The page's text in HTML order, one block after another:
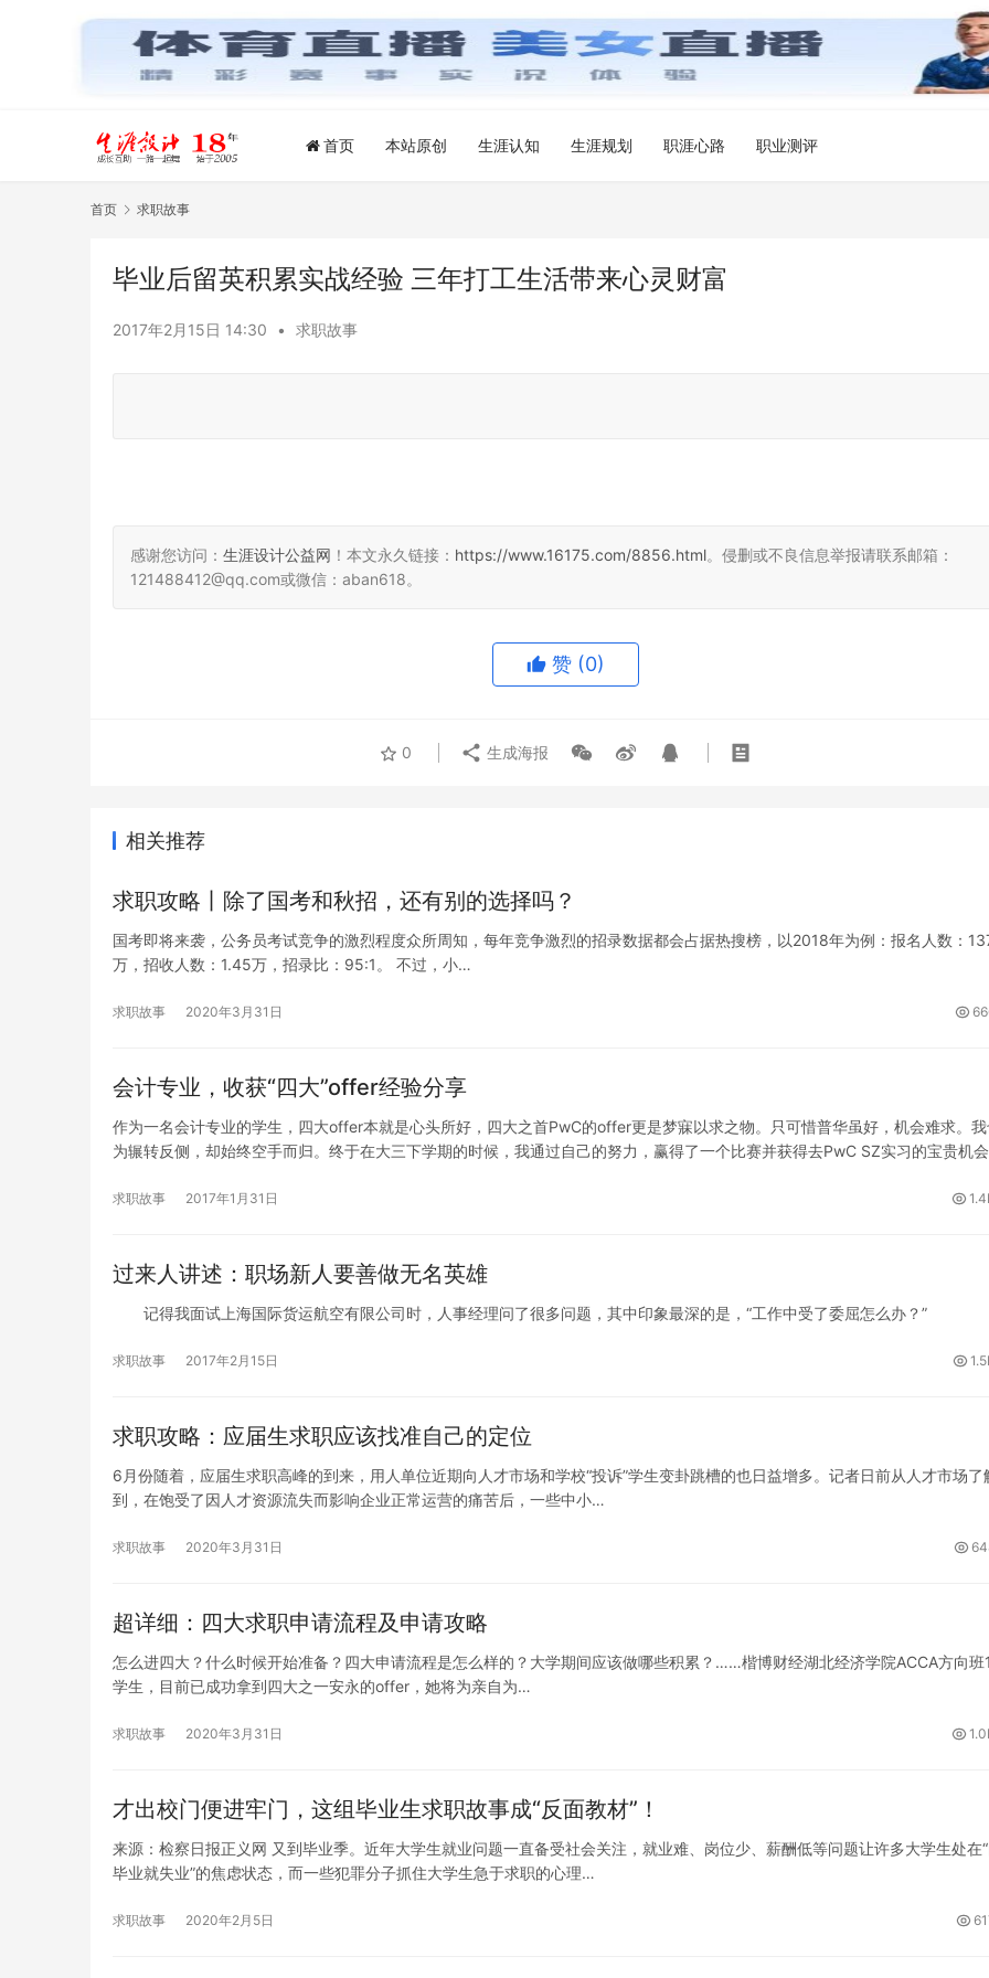
首页 本站原创 生涯认知 生涯规划 职涯心路 职业测评
首页 求职故事
毕业后留英积累实战经验 三年打工生活带来心灵财富
2017年2月15日 14:30 • 求职故事
感谢您访问： 生涯设计公益网 ！本文永久链接： https://www.16175.com/8856.html。侵删或不良信息举报请联系邮箱：
121488412@qq.com或微信：aban618。
赞 (0)
0 生成海报
相关推荐
求职攻略丨除了国考和秋招，还有别的选择吗？
国考即将来袭，公务员考试竞争的激烈程度众所周知，每年竞争激烈的招录数据都会占据热搜榜，以2018年为例：报名人数：
万，招收人数：1.45万，招录比：95:1。 不过，小…
求职故事 2020年3月31日
会计专业，收获“四大”offer经验分享
作为一名会计专业的学生，四大offer本就是心头所好，四大之首PwC的offer更是梦寐以求之物。只可惜普华虽好，机会难求。我
为辗转反侧，却始终空手而归。终于在大三下学期的时候，我通过自己的努力，赢得了一个比赛并获得去PwC SZ实习的宝贵机会
的专业员工。因此，在我们正式成为普华的一员实习生之前，我们必须接受专业的培训。我们培训的地点是在广州分所，在这里，
求职故事 2017年1月31日
过来人讲述：职场新人要善做无名英雄
记得我面试上海国际货运航空有限公司时，人事经理问了很多问题，其中印象最深的是，“工作中受了委屈怎么办？”
求职故事 2017年2月15日
求职攻略：应届生求职应该找准自己的定位
6月份随着，应届生求职高峰的到来，用人单位近期向人才市场和学校“投诉”学生变卦跳槽的也日益增多。记者日前从人才市场了
到，在饱受了因人才资源流失而影响企业正常运营的痛苦后，一些中小…
求职故事 2020年3月31日
超详细：四大求职申请流程及申请攻略
怎么进四大？什么时候开始准备？四大申请流程是怎么样的？大学期间应该做哪些积累？……楷博财经湖北经济学院ACCA方向班
学生，目前已成功拿到四大之一安永的offer，她将为亲自为…
求职故事 2020年3月31日
才出校门便进牢门，这组毕业生求职故事成“反面教材”！
来源：检察日报正义网 又到毕业季。近年大学生就业问题一直备受社会关注，就业难、岗位少、薪酬低等问题让许多大学生处在
毕业就失业”的焦虑状态，而一些犯罪分子抓住大学生急于求职的心理…
求职故事 2020年2月5日